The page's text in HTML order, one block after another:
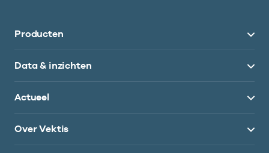
Producten
Data & inzichten
Actueel
Over Vektis